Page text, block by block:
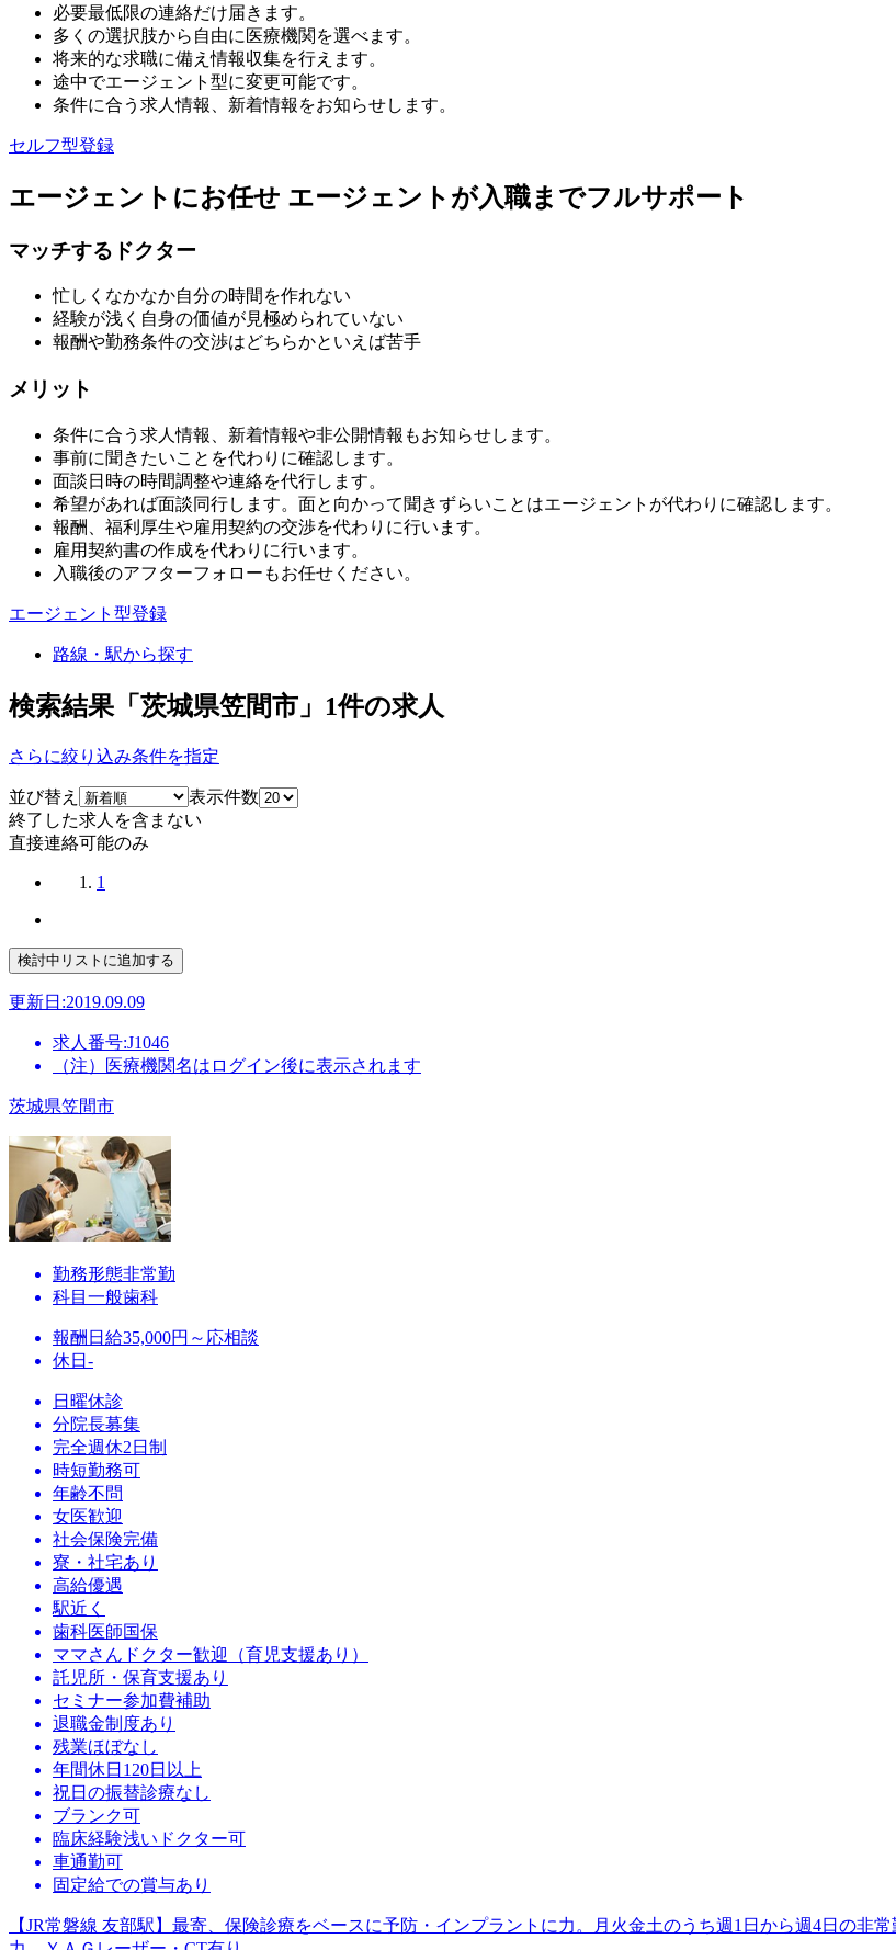
必要最低限の連絡だけ届きます。
多くの選択肢から自由に医療機関を選べます。
将来的な求職に備え情報収集を行えます。
途中でエージェント型に変更可能です。
条件に合う求人情報、新着情報をお知らせします。
セルフ型登録
エージェントにお任せ エージェントが入職までフルサポート
マッチするドクター
忙しくなかなか自分の時間を作れない
経験が浅く自身の価値が見極められていない
報酬や勤務条件の交渉はどちらかといえば苦手
メリット
条件に合う求人情報、新着情報や非公開情報もお知らせします。
事前に聞きたいことを代わりに確認します。
面談日時の時間調整や連絡を代行します。
希望があれば面談同行します。面と向かって聞きずらいことはエージェントが代わりに確認します。
報酬、福利厚生や雇用契約の交渉を代わりに行います。
雇用契約書の作成を代わりに行います。
入職後のアフターフォローもお任せください。
エージェント型登録
路線・駅から探す
検索結果「茨城県笠間市」 1件の求人
さらに絞り込み条件を指定
並び替え
表示件数
終了した求人を含まない
直接連絡可能のみ
1
更新日:2019.09.09
求人番号:J1046
（注）医療機関名はログイン後に表示されます
茨城県笠間市
勤務形態非常勤
科目 一般歯科
報酬 日給35,000円～応相談
休日 -
日曜休診
分院長募集
完全週休2日制
時短勤務可
年齢不問
女医歓迎
社会保険完備
寮・社宅あり
高給優遇
駅近く
歯科医師国保
ママさんドクター歓迎（育児支援あり）
託児所・保育支援あり
セミナー参加費補助
退職金制度あり
残業ほぼなし
年間休日120日以上
祝日の振替診療なし
ブランク可
臨床経験浅いドクター可
車通勤可
固定給での賞与あり
【JR常磐線 友部駅】最寄、保険診療をベースに予防・インプラントに力。月火金土のうち週1日から週4日の